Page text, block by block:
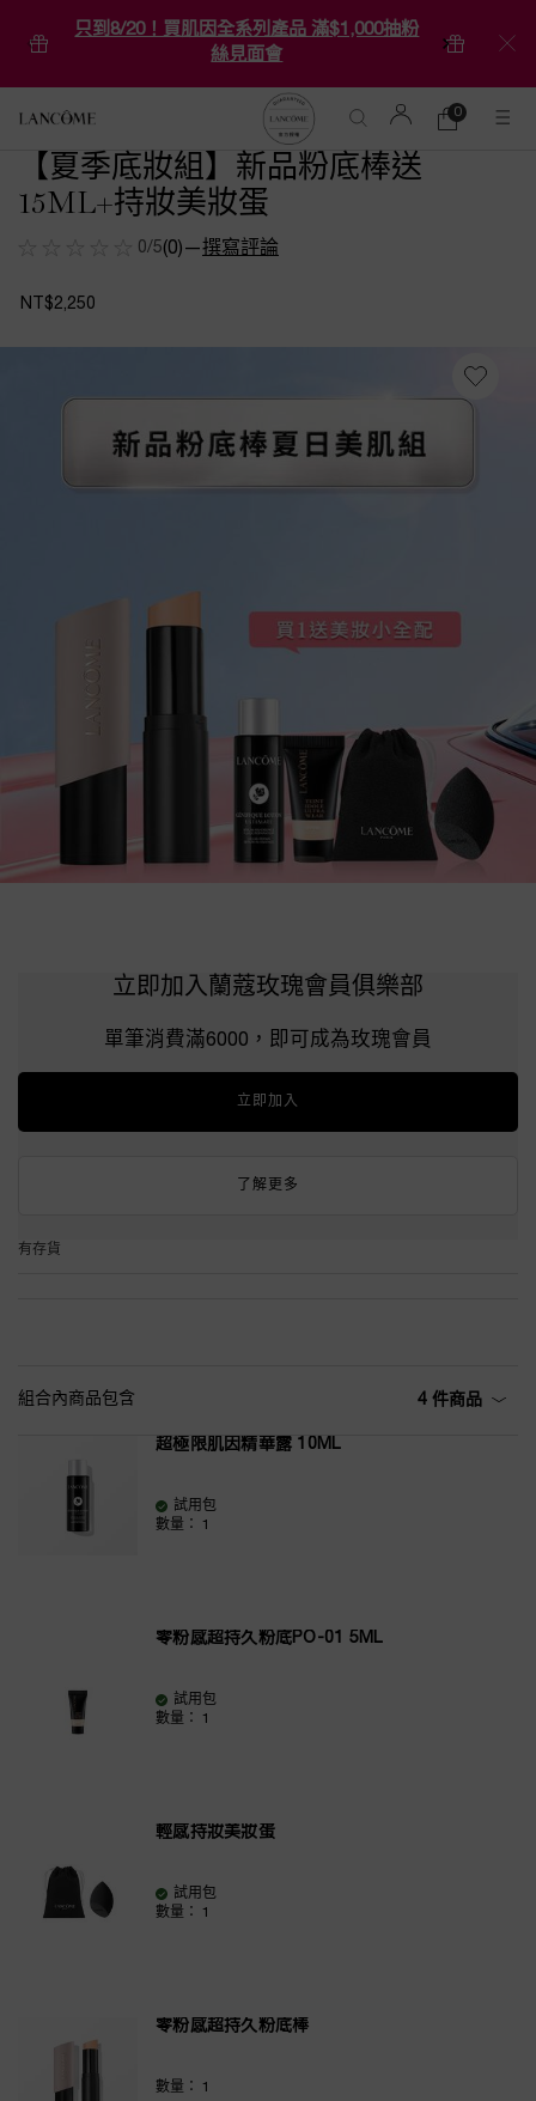
只到8/20！買肌因全系列產品 滿$1,000抽粉
絲見面會
購
0
0 product in
Main content
【夏季底妝組】新品粉底棒送
15ML+持妝美妝蛋
0/5(0) —撰寫評論
NT$2,250
立即加入蘭蔻玫瑰會員俱樂部
單筆消費滿6000，即可成為玫瑰會員
立即加入
了解更多
有存貨
組合內商品包含 4 件商品
超極限肌因精華露 10ML
試用包
數量： 1
零粉感超持久粉底PO-01 5ML
試用包
數量： 1
輕感持妝美妝蛋
試用包
數量： 1
零粉感超持久粉底棒
數量： 1